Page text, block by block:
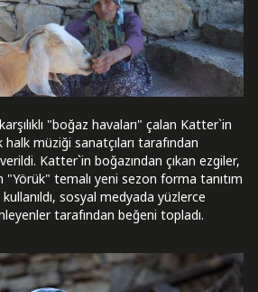
"boğaz havaları" çalan Katter`in
müziği sanatçıları tarafından
Katter`in boğazından çıkan ezgiler,
"Yörük" temalı yeni sezon forma tanıtım
sosyal medyada yüzlerce
tarafından beğeni topladı.